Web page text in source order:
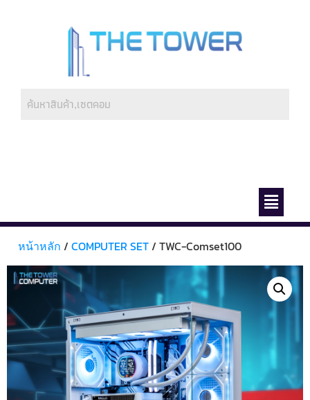
หน้าหลัก / COMPUTER SET/ TWC-Comset100